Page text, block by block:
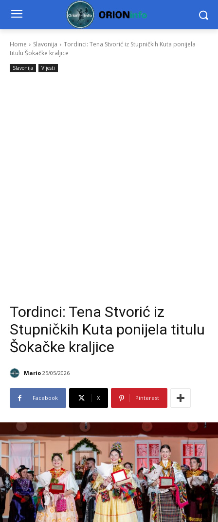
Home Slavonija
Tordinci: Tena Stvorić iz Stupničkih Kuta ponijela
titulu Šokačke kraljice
Slavonija Vijesti
Tordinci: Tena Stvorić iz
Stupničkih Kuta ponijela titulu
Šokačke kraljice
Mario 25/05/2026
Facebook X Pinterest